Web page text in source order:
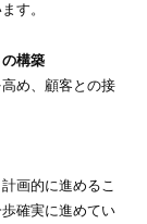
す。
構築
め、顧客との接
画的に進めるこ
確実に進めてい